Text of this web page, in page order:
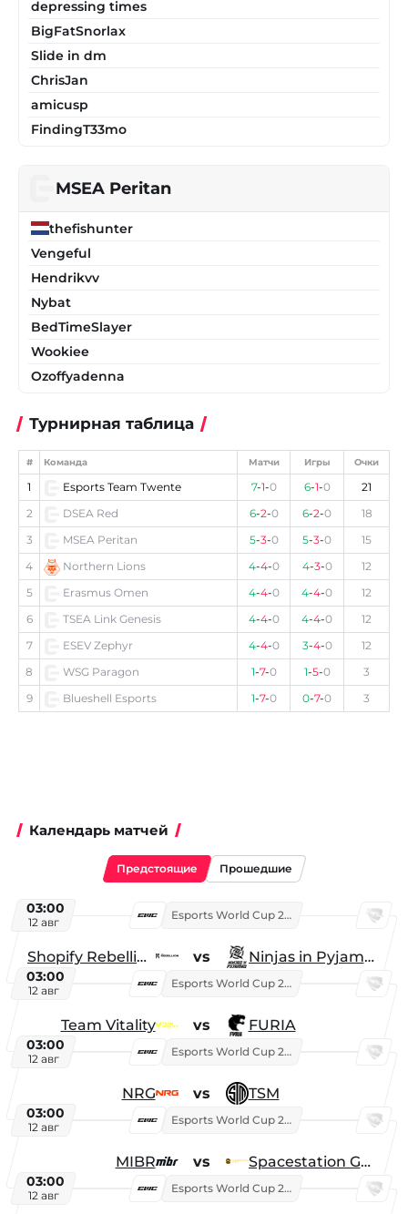
depressing times
BigFatSnorlax
Slide in dm
ChrisJan
amicusp
FindingT33mo
MSEA Peritan
thefishunter
Vengeful
Hendrikvv
Nybat
BedTimeSlayer
Wookiee
Ozoffyadenna
Турнирная таблица
# Команда Матчи Игры Очки
1 Esports Team Twente 7-1-0 6-1-0
21
2
DSEA Red 6-2-0 6-2-0
18
3
MSEA Peritan 5-3-0 5-3-0
15
4
Northern Lions 4-4-0 4-3-0
12
5
Erasmus Omen 4-4-0 4-4-0
12
6
TSEA Link Genesis 4-4-0 4-4-0
12
7
ESEV Zephyr 4-4-0 3-4-0
12
8
WSG Paragon 1-7-0 1-5-0
3
9
Blueshell Esports 1-7-0 0-7-0 3
Календарь матчей
Предстоящие Прошедшие
03:00
12 авг
Esports World Cup 2026
Shopify Rebellion vs Ninjas in Pyjamas
03:00
12 авг
Esports World Cup 2026
Team Vitality vs FURIA
03:00
12 авг
Esports World Cup 2026
NRG vs TSM
03:00
12 авг
Esports World Cup 2026
MIBR vs Spacestation Gaming
03:00
12 авг
Esports World Cup 2026